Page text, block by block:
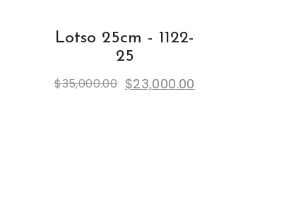
Lotso 25cm - 1122-
25
$35,000.00 Original
$23,000.00